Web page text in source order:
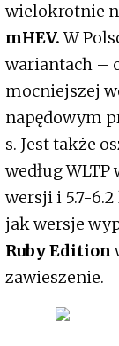
wielokrotnie
mHEV.W
wariantach –
mocniejszej
napędowym
s. Jest także
według
wersji i 5.7-
jak wersje
Ruby Edition
zawieszenie.